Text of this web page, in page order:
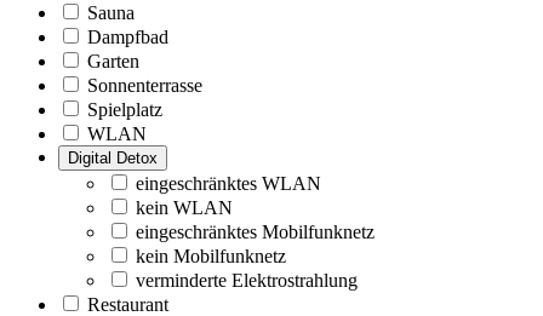
Sauna
Dampfbad
Garten
Sonnenterrasse
Spielplatz
WLAN
Digital Detox
eingeschränktes WLAN
kein WLAN
eingeschränktes Mobilfunknetz
kein Mobilfunknetz
verminderte Elektrostrahlung
Restaurant